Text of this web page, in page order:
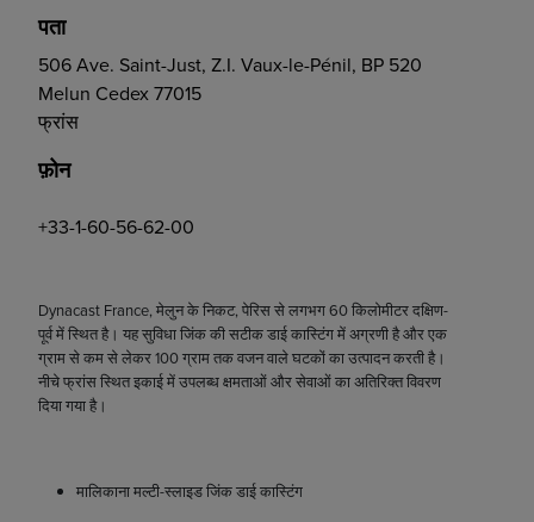
पता
506 Ave. Saint-Just, Z.I. Vaux-le-Pénil, BP 520
Melun Cedex 77015
फ्रांस
फ़ोन
+33-1-60-56-62-00
Dynacast France, मेलुन के निकट, पेरिस से लगभग 60 किलोमीटर दक्षिण-
पूर्व में स्थित है। यह सुविधा जिंक की सटीक डाई कास्टिंग में अग्रणी है और एक
ग्राम से कम से लेकर 100 ग्राम तक वजन वाले घटकों का उत्पादन करती है।
नीचे फ्रांस स्थित इकाई में उपलब्ध क्षमताओं और सेवाओं का अतिरिक्त विवरण
दिया गया है।
मालिकाना मल्टी-स्लाइड जिंक डाई कास्टिंग